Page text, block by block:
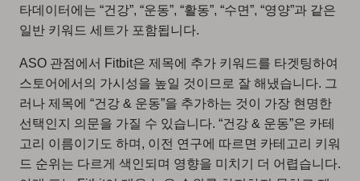
타데이터에는 “건강”, “운동”, “활동”, “수면”, “영양”과 같은
일반 키워드 세트가 포함됩니다.
ASO 관점에서 Fitbit은 제목에 추가 키워드를 타겟팅하여
스토어에서의 가시성을 높일 것이므로 잘 해냈습니다. 그
러나 제목에 “건강 & 운동”을 추가하는 것이 가장 현명한
선택인지 의문을 가질 수 있습니다. “건강 & 운동”은 카테
고리 이름이기도 하며, 이전 연구에 따르면 카테고리 키워
드 순위는 다르게 색인되며 영향을 미치기 더 어렵습니다.